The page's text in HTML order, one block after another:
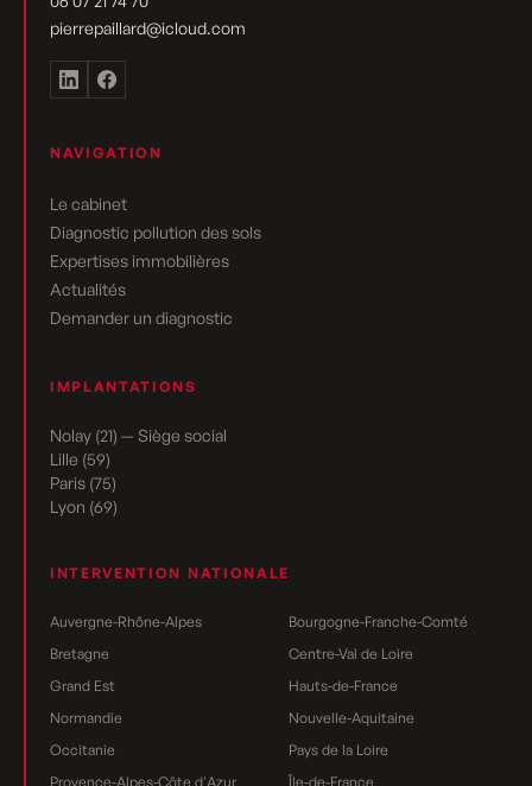
pierrepaillard@icloud.com
NAVIGATION
Le cabinet
Diagnostic pollution des sols
Expertises immobilières
Actualités
Demander un diagnostic
IMPLANTATIONS
Nolay (21) — Siège social
Lille (59)
Paris (75)
Lyon (69)
INTERVENTION NATIONALE
Auvergne-Rhône-Alpes
Bourgogne-Franche-Comté
Bretagne
Centre-Val de Loire
Grand Est
Hauts-de-France
Normandie
Nouvelle-Aquitaine
Occitanie
Pays de la Loire
Provence-Alpes-Côte d'Azur
Île-de-France